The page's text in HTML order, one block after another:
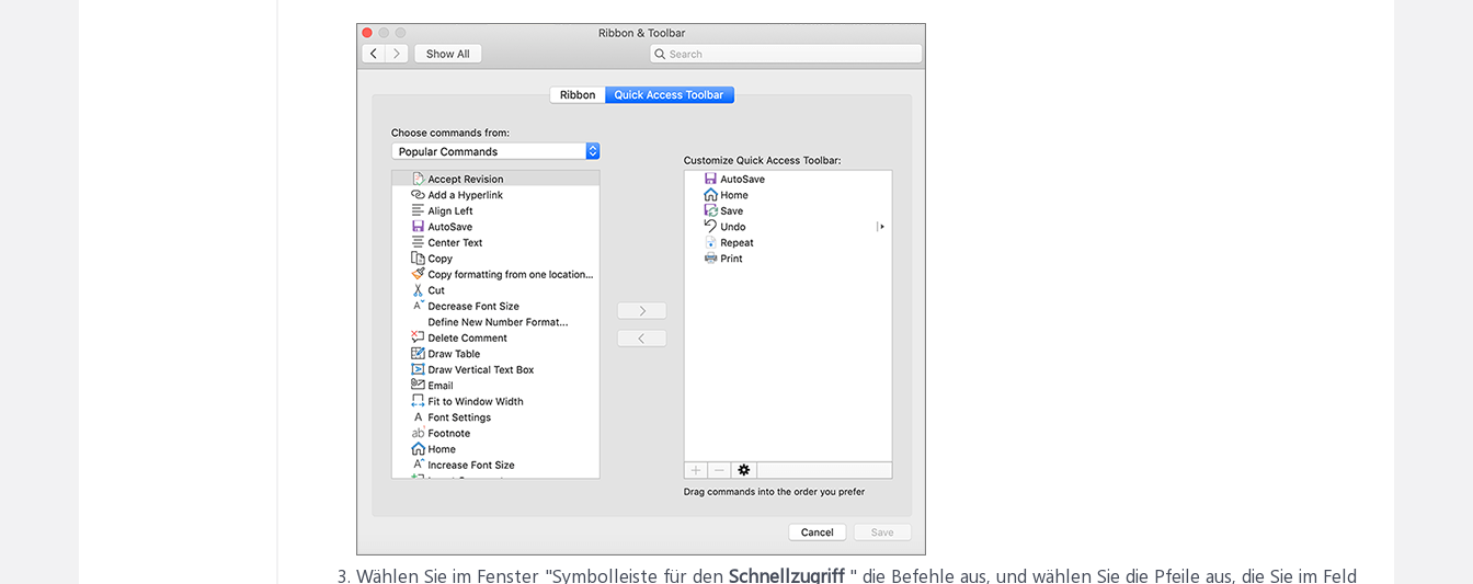
Wählen Sie im Fenster "Symbolleiste für den Schnellzugriff" die Befehle aus, und wählen Sie die Pfeile aus, die Sie im Feld